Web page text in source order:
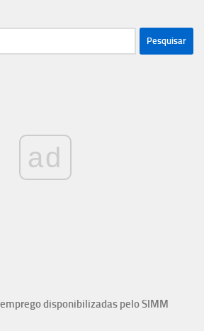
ad
disponibilizadas pelo SIMM